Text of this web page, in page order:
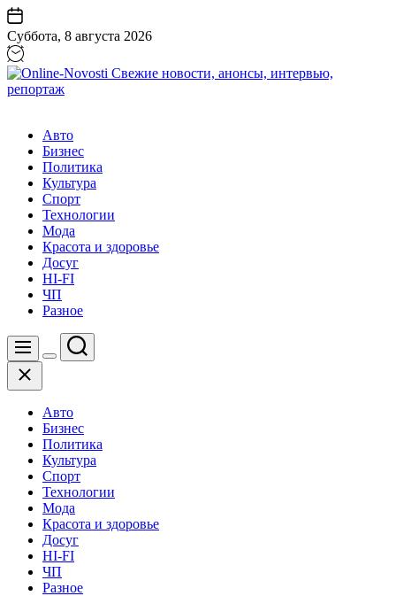
Перейти
к
содержанию
Суббота, 8 августа 2026
Свежие
новости,
анонсы,
интервью,
репортаж
Авто
Бизнес
Политика
Культура
Спорт
Технологии
Мода
Красота и здоровье
Досуг
HI-FI
ЧП
Разное
Меню
Цвет
Поиск
Закрыть
Авто
Бизнес
Политика
Культура
Спорт
Технологии
Мода
Красота и здоровье
Досуг
HI-FI
ЧП
Разное